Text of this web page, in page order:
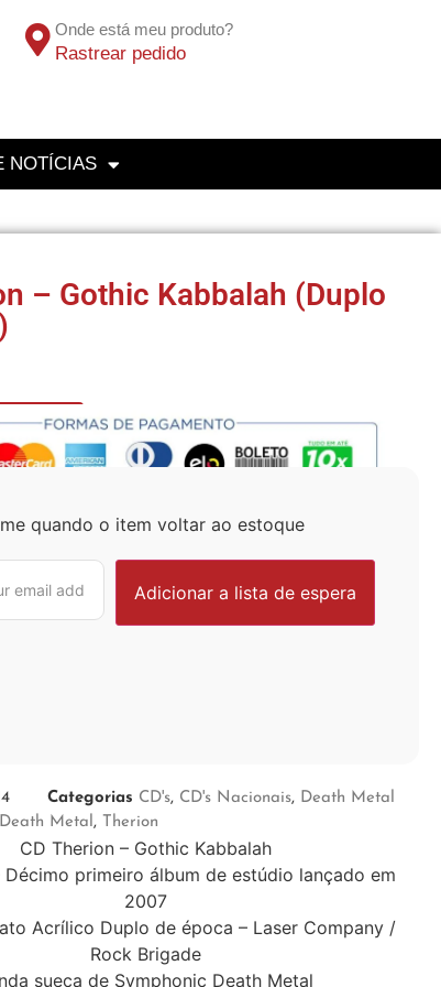
Onde está meu produto?
Rastrear pedido
NOTÍCIAS
– Gothic Kabbalah (Duplo
quando o item voltar ao estoque
Categorias CD's, CD's Nacionais, Death Metal
Metal , Therion
CD Therion – Gothic Kabbalah
Décimo primeiro álbum de estúdio lançado em
2007
Acrílico Duplo de época – Laser Company /
Rock Brigade
sueca de Symphonic Death Metal